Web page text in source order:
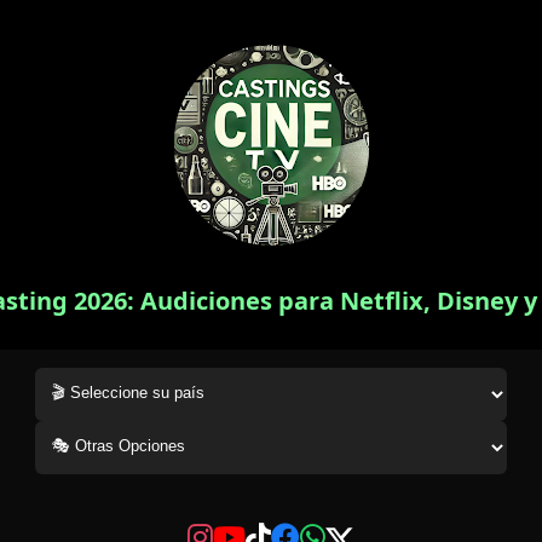
2026: Audiciones para Netflix, Disney